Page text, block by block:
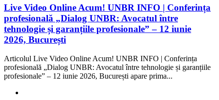
Live Video Online Acum! UNBR INFO | Conferința
profesională „Dialog UNBR: Avocatul între
tehnologie și garanțiile profesionale” – 12 iunie
2026, București
Articolul Live Video Online Acum! UNBR INFO | Conferința
profesională „Dialog UNBR: Avocatul între tehnologie și garanțiile
profesionale” – 12 iunie 2026, București apare prima...